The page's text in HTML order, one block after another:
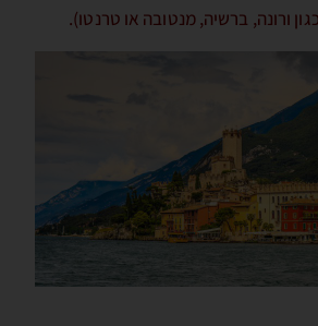
ורונה, ברשיה, מנטובה או טרנטו).